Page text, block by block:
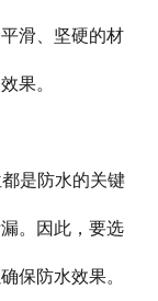
滑、坚硬的材
果。
是防水的关键
。因此，要选
保防水效果。